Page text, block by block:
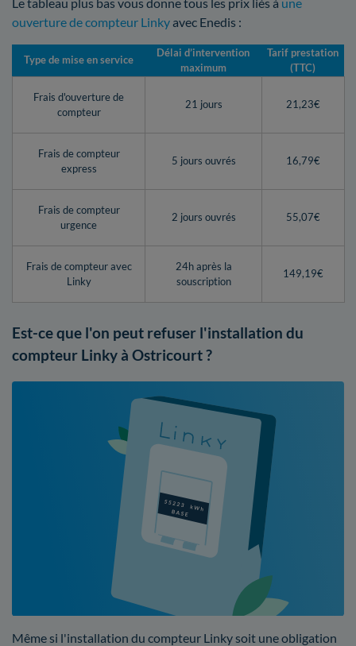
ouverture de compteur Linkyavec Enedis :
Type de mise en service
Délai d’intervention
maximum
Tarif prestation
(TTC)
Frais d'ouverture de
compteur
21 jours 21,23€
Frais de compteur
express
5 jours ouvrés 16,79€
Frais de compteur
urgence
2 jours ouvrés 55,07€
Frais de compteur avec
Linky
24h après la
souscription
149,19€
Est-ce que l'on peut refuser l'installation du
compteur Linky à Ostricourt ?
Même si l'installation du compteur Linky soit une obligation